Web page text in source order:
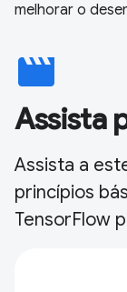
melhorar o
movie
Assista
Assista a
princípios
TensorFlow